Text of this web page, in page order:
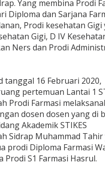
2
0
0
,
P
i
F
a
r
m
a
s
S
Yang membina Prodi
Diploma dan Sarjana
Prodi kesehatan Gigi
Gigi, D IV
Ners dan Prodi
tanggal 16 Februari 2020,
pertemuan Lantai 1
Prodi Farmasi
dosen dosen yang di
Akademik STIKES
Sidrap Muhammad Tahir
prodi Diploma Farmasi
Prodi S1 Farmasi Hasrul.